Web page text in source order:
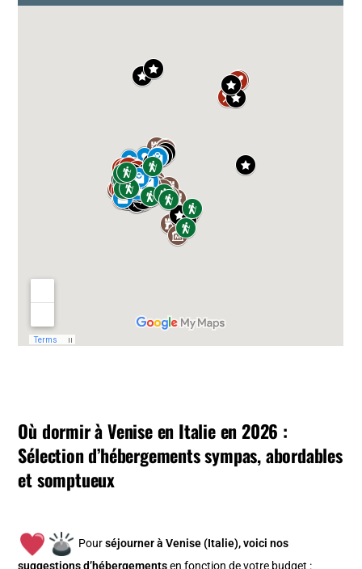
Où dormir à Venise en Italie en 2026 :
Sélection d’hébergements sympas, abordables
et somptueux
Pourséjourner à Venise (Italie), voici nos
suggestions d’hébergements en fonction de votre budget :